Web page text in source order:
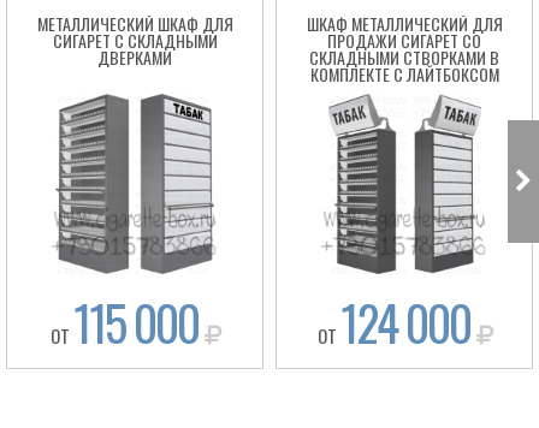
МЕТАЛЛИЧЕСКИЙ ШКАФ ДЛЯ
СИГАРЕТ С СКЛАДНЫМИ
ДВЕРКАМИ
ОТ 115 000
ШКАФ МЕТАЛЛИЧЕСКИЙ ДЛЯ
ПРОДАЖИ СИГАРЕТ СО
СКЛАДНЫМИ СТВОРКАМИ В
КОМПЛЕКТЕ С ЛАЙТБОКСОМ
ОТ 124 000